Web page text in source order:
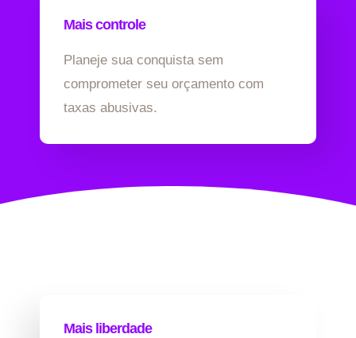
Mais controle
Planeje sua conquista sem
comprometer seu orçamento com
taxas abusivas.
Mais liberdade